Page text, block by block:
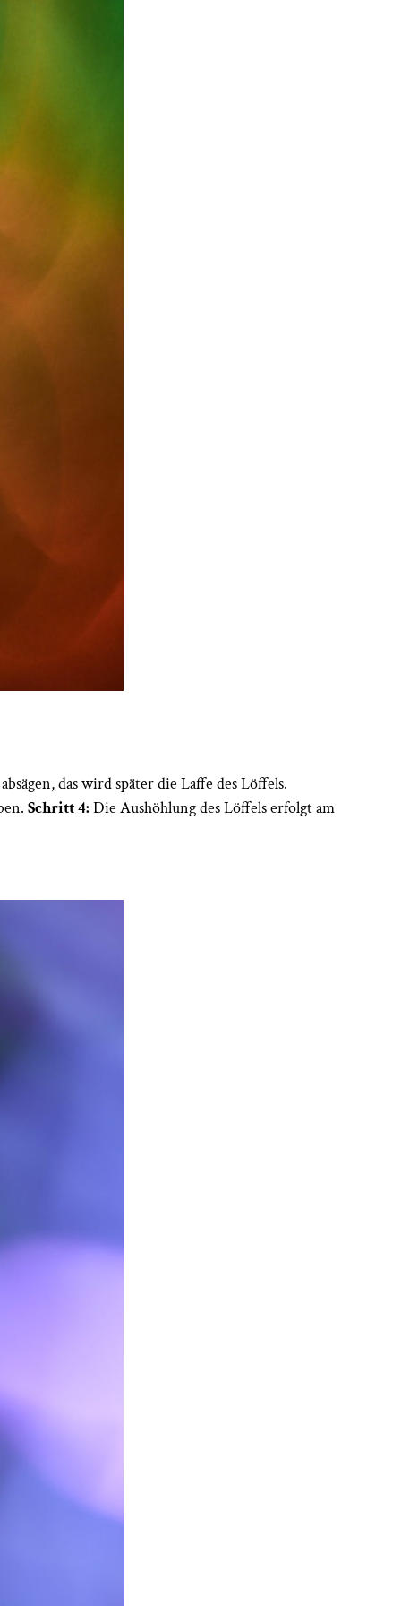
das wird später die Laffe des Löffels.
Schritt 4: Die Aushöhlung des Löffels erfolgt am